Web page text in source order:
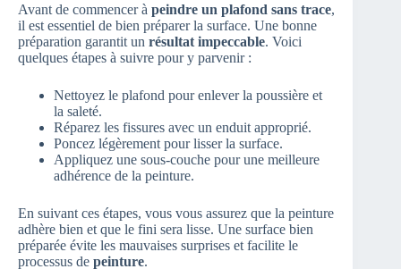
Avant de commencer à peindre un plafond sans trace,
il est essentiel de bien préparer la surface. Une bonne
préparation garantit un résultat impeccable. Voici
quelques étapes à suivre pour y parvenir :
Nettoyez le plafond pour enlever la poussière et
la saleté.
Réparez les fissures avec un enduit approprié.
Poncez légèrement pour lisser la surface.
Appliquez une sous-couche pour une meilleure
adhérence de la peinture.
En suivant ces étapes, vous vous assurez que la peinture
adhère bien et que le fini sera lisse. Une surface bien
préparée évite les mauvaises surprises et facilite le
processus de peinture.